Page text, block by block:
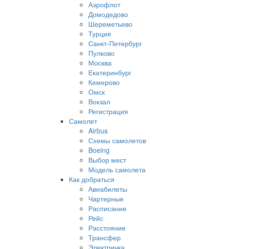
Аэрофлот
Домодедово
Шереметьево
Турция
Санкт-Петербург
Пулково
Москва
Екатеринбург
Кемерово
Омск
Вокзал
Регистрация
Самолет
Airbus
Схемы самолетов
Boeing
Выбор мест
Модель самолета
Как добраться
Авиабилеты
Чартерные
Расписание
Рейс
Расстояние
Трансфер
Электричка